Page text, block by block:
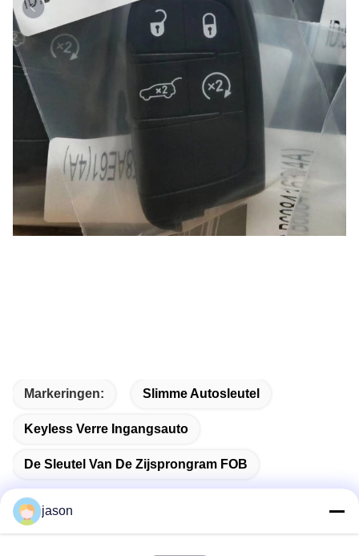
Markeringen: Slimme Autosleutel
Keyless Verre Ingangsauto
De Sleutel Van De Zijsprongram FOB
jason